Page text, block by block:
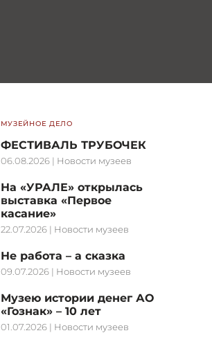
МУЗЕЙНОЕ ДЕЛО
ФЕСТИВАЛЬ ТРУБОЧЕК
06.08.2026| Новости музеев
На «УРАЛЕ» открылась
выставка «Первое
касание»
22.07.2026| Новости музеев
Не работа – а сказка
09.07.2026| Новости музеев
Музею истории денег АО
«Гознак» – 10 лет
01.07.2026| Новости музеев